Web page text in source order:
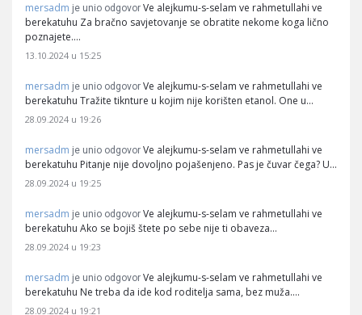
mersadm je unio odgovor Ve alejkumu-s-selam ve rahmetullahi ve
berekatuhu Za bračno savjetovanje se obratite nekome koga lično
poznajete.…
13.10.2024 u 15:25
mersadm je unio odgovor Ve alejkumu-s-selam ve rahmetullahi ve
berekatuhu Tražite tiknture u kojim nije korišten etanol. One u…
28.09.2024 u 19:26
mersadm je unio odgovor Ve alejkumu-s-selam ve rahmetullahi ve
berekatuhu Pitanje nije dovoljno pojašenjeno. Pas je čuvar čega? U…
28.09.2024 u 19:25
mersadm je unio odgovor Ve alejkumu-s-selam ve rahmetullahi ve
berekatuhu Ako se bojiš štete po sebe nije ti obaveza…
28.09.2024 u 19:23
mersadm je unio odgovor Ve alejkumu-s-selam ve rahmetullahi ve
berekatuhu Ne treba da ide kod roditelja sama, bez muža.…
28.09.2024 u 19:21